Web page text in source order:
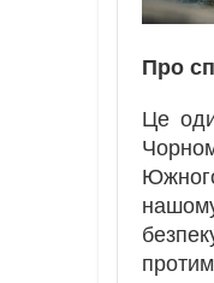
Про
Це